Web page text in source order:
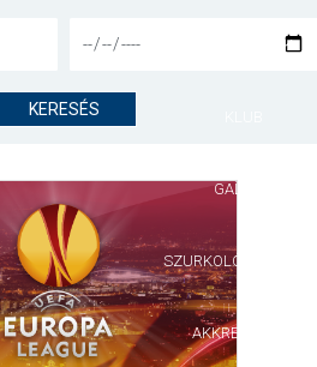
MÉRKŐZÉSEK
GALÉRIA
SZURKOLÓI ÉLMÉNYEK
AKKREDITÁCIÓ
KERESÉS